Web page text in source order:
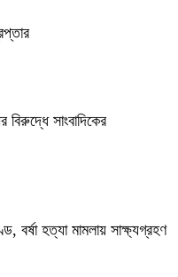
সাংবাদিকের
বর্ষা হত্যা মামলায় সাক্ষ্যগ্রহণ